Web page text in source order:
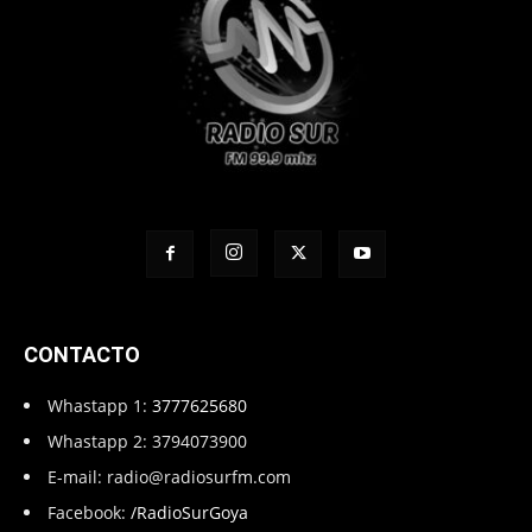
CONTACTO
Whastapp 1: 3777625680
Whastapp 2: 3794073900
E-mail: radio@radiosurfm.com
Facebook: /RadioSurGoya